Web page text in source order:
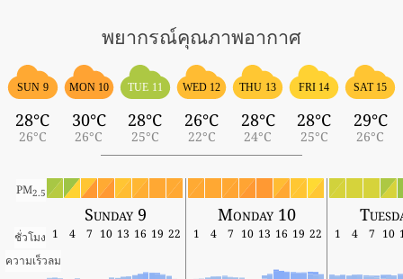
พยากรณ์คุณภาพอากาศ
SUN 9
28°C
26°C
MON 10
30°C
26°C
TUE 11
28°C
25°C
WED 12
26°C
22°C
THU 13
28°C
24°C
FRI 14
28°C
25°C
SAT 15
29°C
26°C
PM2.5
Sunday 9 Monday 10
ชั่วโมง 1 4 7 10 13 16 19 22 1 4 7 10 13 16 19 22 1 4 7 10
ความเร็วลม